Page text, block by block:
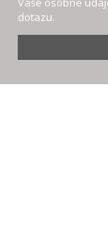
dotazu.